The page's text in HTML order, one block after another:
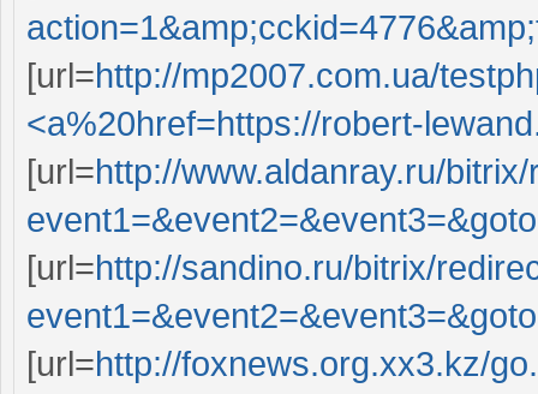
[url=http://mp2007.com.ua/
<a%20href=https://robert-
[url=http://www.aldanray.ru/
[url=http://sandino.ru/bitrix/
[url=http://foxnews.org.xx3.kz/